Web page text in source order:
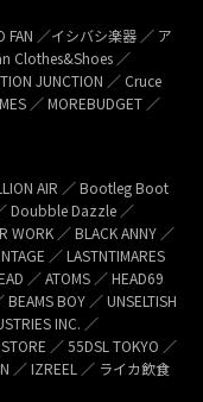
FAN ／イシバシ楽器 ／ ア
Clothes&Shoes ／
JUNCTION ／ Cruce
／ MOREBUDGET ／
AIR ／ Bootleg Boot
Doubble Dazzle ／
WORK ／ BLACK ANNY ／
／ LASTNTIMARES
／ ATOMS ／ HEAD69
BOY ／ UNSELTISH
INC. ／
／ 55DSL TOKYO ／
／ IZREEL ／ ライカ飲食